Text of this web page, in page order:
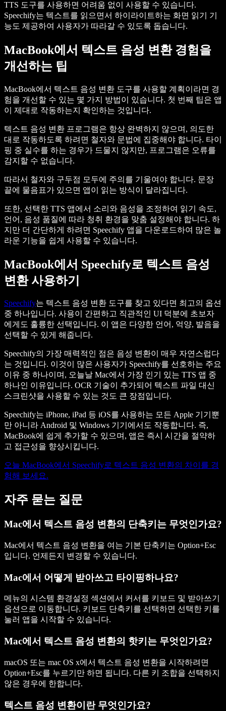
TTS 도구를 사용하면 어려움 없이 사용할 수 있습니다.
Speechify는 텍스트를 읽으면서 하이라이트하는 화면 읽기 기
능도 제공하여 사용자가 따라갈 수 있도록 돕습니다.
MacBook에서 텍스트 음성 변환 경험을
개선하는 팁
MacBook에서 텍스트 음성 변환 도구를 사용할 계획이라면 경
험을 개선할 수 있는 몇 가지 방법이 있습니다. 첫 번째 팁은 앱
이 제대로 작동하는지 확인하는 것입니다.
텍스트 음성 변환 프로그램은 항상 완벽하지 않으며, 의도한
대로 작동하도록 하려면 철자와 문법에 집중해야 합니다. 타이
핑 중 실수를 하는 경우가 드물지 않지만, 프로그램은 오류를
감지할 수 없습니다.
따라서 철자와 구두점 모두에 주의를 기울여야 합니다. 문장
끝에 물음표가 있으면 앱이 읽는 방식이 달라집니다.
또한, 선택한 TTS 앱에서 소리와 음성을 조정하여 읽기 속도,
언어, 음성 품질에 따라 청취 환경을 맞춤 설정해야 합니다. 하
지만 더 간단하게 하려면 Speechify 앱을 다운로드하여 많은 놀
라운 기능을 쉽게 사용할 수 있습니다.
MacBook에서 Speechify로 텍스트 음성
변환 사용하기
Speechify는 텍스트 음성 변환 도구를 찾고 있다면 최고의 옵션
중 하나입니다. 사용이 간편하고 직관적인 UI 덕분에 초보자
에게도 훌륭한 선택입니다. 이 앱은 다양한 언어, 억양, 발음을
선택할 수 있게 해줍니다.
Speechify의 가장 매력적인 점은 음성 변환이 매우 자연스럽다
는 것입니다. 이것이 많은 사용자가 Speechify를 선호하는 주요
이유 중 하나이며, 오늘날 Mac에서 가장 인기 있는 TTS 앱 중
하나인 이유입니다. OCR 기술이 추가되어 텍스트 파일 대신
스크린샷을 사용할 수 있는 것도 큰 장점입니다.
Speechify는 iPhone, iPad 등 iOS를 사용하는 모든 Apple 기기뿐
만 아니라 Android 및 Windows 기기에서도 작동합니다. 즉,
MacBook에 쉽게 추가할 수 있으며, 앱은 즉시 시간을 절약하
고 접근성을 향상시킵니다.
오늘 MacBook에서 Speechify로 텍스트 음성 변환의 차이를 경
험해 보세요.
자주 묻는 질문
Mac에서 텍스트 음성 변환의 단축키는 무엇인가요?
Mac에서 텍스트 음성 변환을 여는 기본 단축키는 Option+Esc
입니다. 언제든지 변경할 수 있습니다.
Mac에서 어떻게 받아쓰고 타이핑하나요?
메뉴의 시스템 환경설정 섹션에서 커서를 키보드 및 받아쓰기
옵션으로 이동합니다. 키보드 단축키를 선택하면 선택한 키를
눌러 앱을 시작할 수 있습니다.
Mac에서 텍스트 음성 변환의 핫키는 무엇인가요?
macOS 또는 mac OS x에서 텍스트 음성 변환을 시작하려면
Option+Esc를 누르기만 하면 됩니다. 다른 키 조합을 선택하지
않은 경우에 한합니다.
텍스트 음성 변환이란 무엇인가요?